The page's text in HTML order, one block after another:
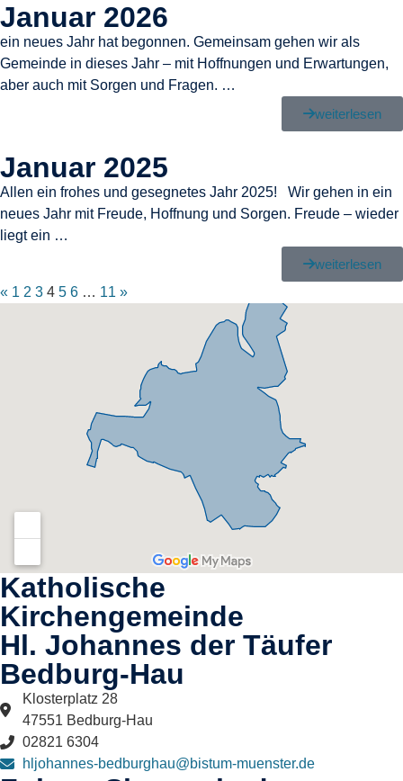
Januar 2026
ein neues Jahr hat begonnen. Gemeinsam gehen wir als
Gemeinde in dieses Jahr – mit Hoffnungen und Erwartungen,
aber auch mit Sorgen und Fragen. …
weiterlesen
Januar 2025
Allen ein frohes und gesegnetes Jahr 2025! Wir gehen in ein
neues Jahr mit Freude, Hoffnung und Sorgen. Freude – wieder
liegt ein …
weiterlesen
« 1 2 3 4 5 6 … 11 »
Katholische
Kirchengemeinde
Hl. Johannes der Täufer
Bedburg-Hau​
Klosterplatz 28
47551 Bedburg-Hau
02821 6304
hljohannes-bedburghau@bistum-muenster.de